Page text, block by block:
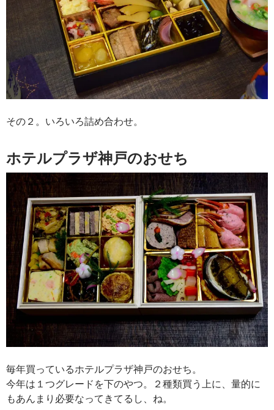
その２。いろいろ詰め合わせ。
ホテルプラザ神戸のおせち
毎年買っているホテルプラザ神戸のおせち。
今年は１つグレードを下のやつ。２種類買う上に、量的に
もあんまり必要なってきてるし、ね。